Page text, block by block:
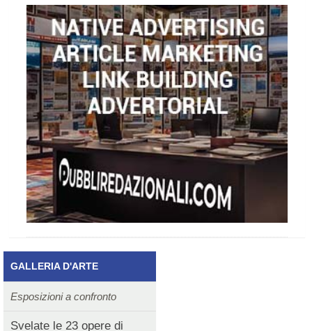
GALLERIA D'ARTE
Esposizioni a confronto
Svelate le 23 opere di